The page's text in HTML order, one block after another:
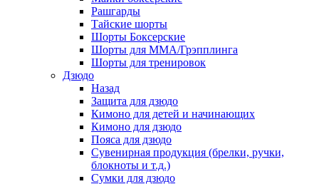
Рашгарды
Тайские шорты
Шорты Боксерские
Шорты для ММА/Грэпплинга
Шорты для тренировок
Дзюдо
Назад
Защита для дзюдо
Кимоно для детей и начинающих
Кимоно для дзюдо
Пояса для дзюдо
Сувенирная продукция (брелки, ручки,
блокноты и т.д.)
Сумки для дзюдо